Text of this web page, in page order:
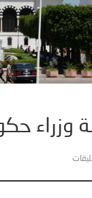
وزراء